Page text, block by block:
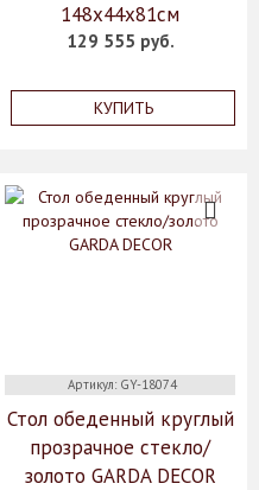
148x44x81см
129 555 руб.
КУПИТЬ
Артикул: GY-18074
Стол обеденный круглый
прозрачное стекло/
золото GARDA DECOR